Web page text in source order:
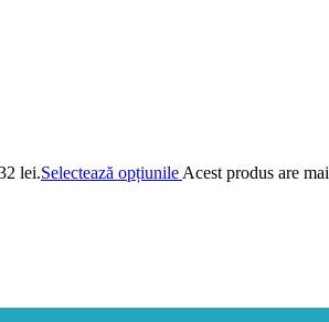
lei.Selectează opțiunile Acest produs are